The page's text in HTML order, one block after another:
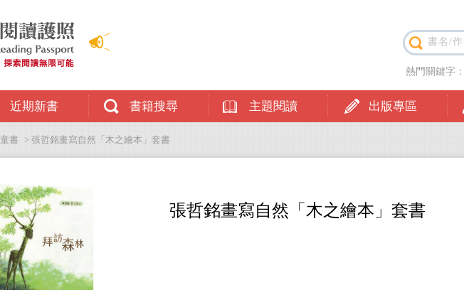
近期新書 書籍搜尋 主題閱讀 出版專區
熱門關鍵字：
童書 > 張哲銘畫寫自然「木之繪本」套書
張哲銘畫寫自然「木之繪本」套書